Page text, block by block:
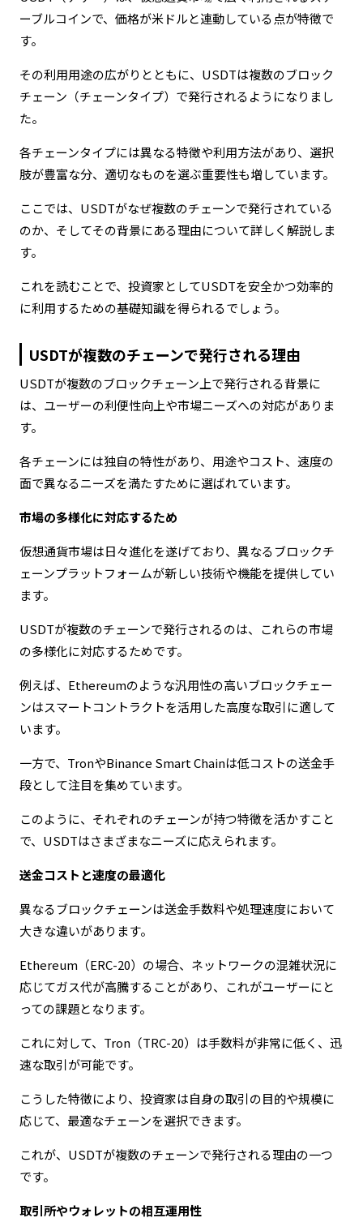
ーブルコインで、価格が米ドルと連動している点が特徴で
す。
その利用用途の広がりとともに、USDTは複数のブロック
チェーン（チェーンタイプ）で発行されるようになりまし
た。
各チェーンタイプには異なる特徴や利用方法があり、選択
肢が豊富な分、適切なものを選ぶ重要性も増しています。
ここでは、USDTがなぜ複数のチェーンで発行されている
のか、そしてその背景にある理由について詳しく解説しま
す。
これを読むことで、投資家としてUSDTを安全かつ効率的
に利用するための基礎知識を得られるでしょう。
USDTが複数のチェーンで発行される理由
USDTが複数のブロックチェーン上で発行される背景に
は、ユーザーの利便性向上や市場ニーズへの対応がありま
す。
各チェーンには独自の特性があり、用途やコスト、速度の
面で異なるニーズを満たすために選ばれています。
市場の多様化に対応するため
仮想通貨市場は日々進化を遂げており、異なるブロックチ
ェーンプラットフォームが新しい技術や機能を提供してい
ます。
USDTが複数のチェーンで発行されるのは、これらの市場
の多様化に対応するためです。
例えば、Ethereumのような汎用性の高いブロックチェー
ンはスマートコントラクトを活用した高度な取引に適して
います。
一方で、TronやBinance Smart Chainは低コストの送金手
段として注目を集めています。
このように、それぞれのチェーンが持つ特徴を活かすこと
で、USDTはさまざまなニーズに応えられます。
送金コストと速度の最適化
異なるブロックチェーンは送金手数料や処理速度において
大きな違いがあります。
Ethereum（ERC-20）の場合、ネットワークの混雑状況に
応じてガス代が高騰することがあり、これがユーザーにと
っての課題となります。
これに対して、Tron（TRC-20）は手数料が非常に低く、迅
速な取引が可能です。
こうした特徴により、投資家は自身の取引の目的や規模に
応じて、最適なチェーンを選択できます。
これが、USDTが複数のチェーンで発行される理由の一つ
です。
取引所やウォレットの相互運用性